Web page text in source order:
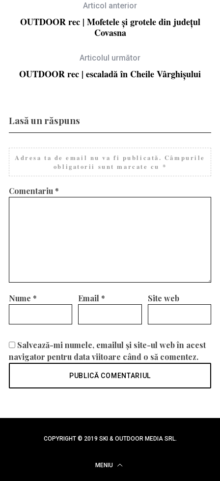
Articol anterior
OUTDOOR rec | Mofetele și grotele din județul
Covasna
Articolul următor
OUTDOOR rec | escaladă în Cheile Vârghișului
Lasă un răspuns
Adresa ta de email nu va fi publicată. Câmpurile
obligatorii sunt marcate cu *
Comentariu *
Nume * Email * Site web
Salvează-mi numele, emailul și site-ul web în acest
navigator pentru data viitoare când o să comentez.
COPYRIGHT © 2019 SKI & OUTDOOR MEDIA SRL.
MENIU